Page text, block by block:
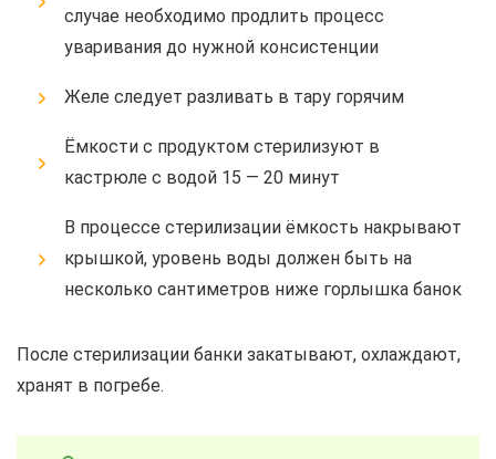
случае необходимо продлить процесс
уваривания до нужной консистенции
Желе следует разливать в тару горячим
Ёмкости с продуктом стерилизуют в
кастрюле с водой 15 — 20 минут
В процессе стерилизации ёмкость накрывают
крышкой, уровень воды должен быть на
несколько сантиметров ниже горлышка банок
После стерилизации банки закатывают, охлаждают,
хранят в погребе.